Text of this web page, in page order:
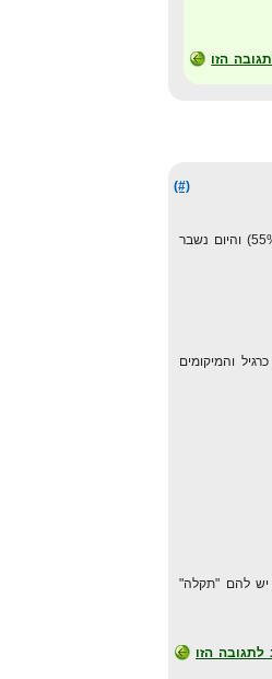
הזו
(#)
כבר אתמול ראיתי ירידה חדה בדיווחי המכירות שלי בקליקבנק (ירידה של 55%) והיום נשבר
והמיקומים
יש להם "תקלה"
לתגובה הזו